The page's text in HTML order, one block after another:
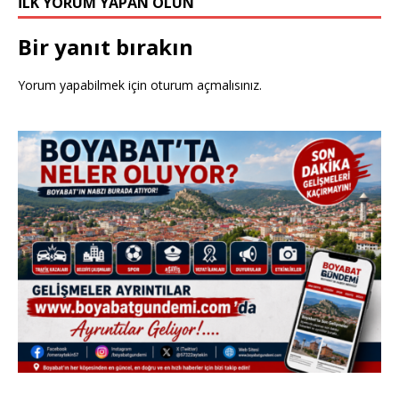
Bir yanıt bırakın
Yorum yapabilmek için oturum açmalısınız.